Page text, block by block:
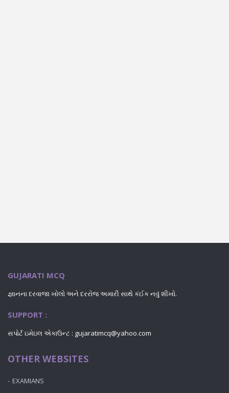
GUJARATI MCQ
જ્ઞાનના દરવાજા ખોલો અને દરરોજ અમારી સાથે કંઈક નવું શીખો.
SUPPORT :
સપોર્ટ ઇમેઇલ એકાઉન્ટ : gujaratimcq@yahoo.com
OTHER WEBSITES
EXAMIANS